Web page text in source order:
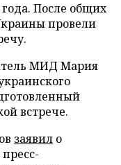
После общих
провели
МИД Мария
встрече.
заявил о